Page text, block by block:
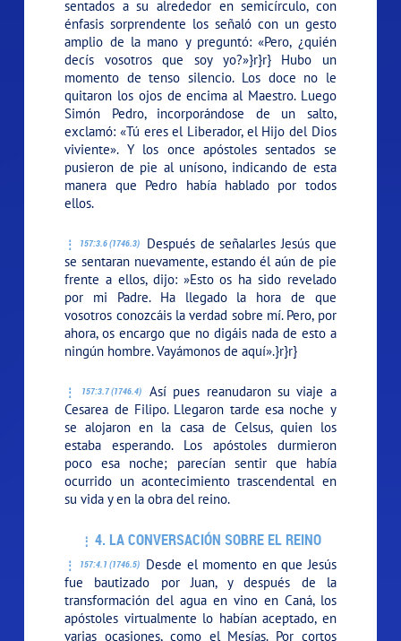
sentados a su alrededor en semicírculo, con
énfasis sorprendente los señaló con un gesto
amplio de la mano y preguntó:«Pero, ¿quién
decís vosotros que soy yo?»}r}r} Hubo un
momento de tenso silencio. Los doce no le
quitaron los ojos de encima al Maestro. Luego
Simón Pedro, incorporándose de un salto,
exclamó: «Tú eres el Liberador, el Hijo del Dios
viviente». Y los once apóstoles sentados se
pusieron de pie al unísono, indicando de esta
manera que Pedro había hablado por todos
ellos.
157:3.6 (1746.3)
Después de señalarles Jesús que
se sentaran nuevamente, estando él aún de pie
frente a ellos, dijo: »Esto os ha sido revelado
por mi Padre. Ha llegado la hora de que
vosotros conozcáis la verdad sobre mí. Pero, por
ahora, os encargo que no digáis nada de esto a
ningún hombre. Vayámonos de aquí».}r}r}
157:3.7 (1746.4)
Así pues reanudaron su viaje a
Cesarea de Filipo. Llegaron tarde esa noche y
se alojaron en la casa de Celsus, quien los
estaba esperando. Los apóstoles durmieron
poco esa noche; parecían sentir que había
ocurrido un acontecimiento trascendental en
su vida y en la obra del reino.
4. LA CONVERSACIÓN SOBRE EL REINO
157:4.1 (1746.5)
Desde el momento en que Jesús
fue bautizado por Juan, y después de la
transformación del agua en vino en Caná, los
apóstoles virtualmente lo habían aceptado, en
varias ocasiones, como el Mesías. Por cortos